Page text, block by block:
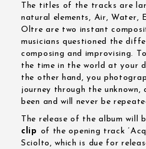
The titles of the tracks are
natural elements, Air, Water,
Oltre are two instant
musicians questioned the
composing and improvising.
the time in the world at your
the other hand, you
journey through the
been and will never be
The release of the album will
clip of the opening track
Sciolto, which is due for